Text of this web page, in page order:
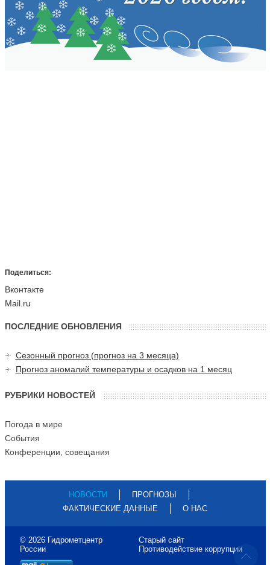
Поделиться:
Вконтакте
Mail.ru
ПОСЛЕДНИЕ ОБНОВЛЕНИЯ
Сезонный прогноз (прогноз на 3 месяца)
Прогноз аномалий температуры и осадков на 1 месяц
РУБРИКИ НОВОСТЕЙ
Погода в мире
События
Конференции, совещания
НОВОСТИ
ПРОГНОЗЫ
ФАКТИЧЕСКИЕ ДАННЫЕ
О НАС
© 2026 Гидрометцентр
России
Старый сайт
Противодействие коррупции